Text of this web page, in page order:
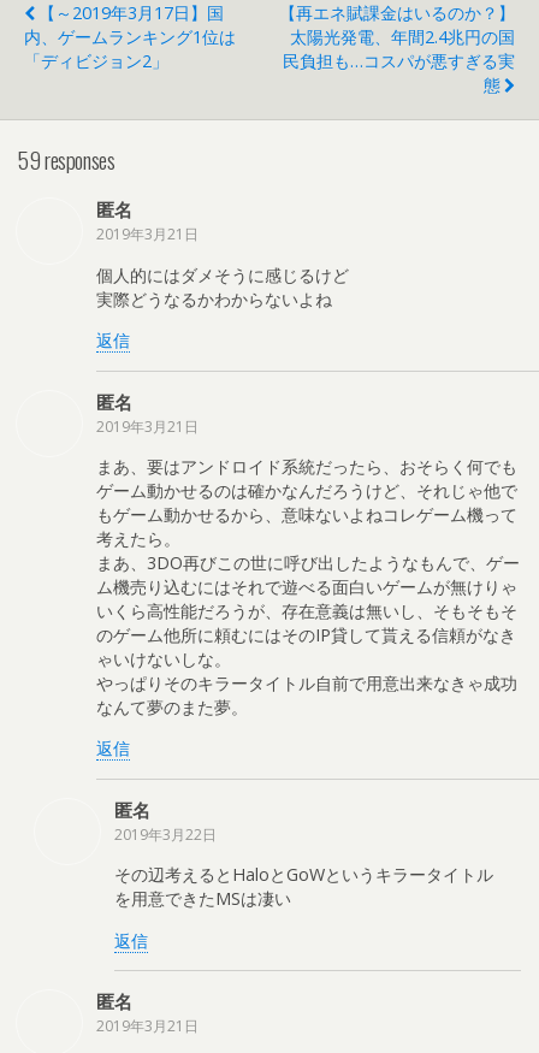
【～2019年3月17日】国
内、ゲームランキング1位は
「ディビジョン2」
【再エネ賦課金はいるのか？】
太陽光発電、年間2.4兆円の国
民負担も…コスパが悪すぎる実
態
59 responses
匿名
2019年3月21日
個人的にはダメそうに感じるけど
実際どうなるかわからないよね
返信
匿名
2019年3月21日
まあ、要はアンドロイド系統だったら、おそらく何でも
ゲーム動かせるのは確かなんだろうけど、それじゃ他で
もゲーム動かせるから、意味ないよねコレゲーム機って
考えたら。
まあ、3DO再びこの世に呼び出したようなもんで、ゲー
ム機売り込むにはそれで遊べる面白いゲームが無けりゃ
いくら高性能だろうが、存在意義は無いし、そもそもそ
のゲーム他所に頼むにはそのIP貸して貰える信頼がなき
ゃいけないしな。
やっぱりそのキラータイトル自前で用意出来なきゃ成功
なんて夢のまた夢。
返信
匿名
2019年3月22日
その辺考えるとHaloとGoWというキラータイトル
を用意できたMSは凄い
返信
匿名
2019年3月21日